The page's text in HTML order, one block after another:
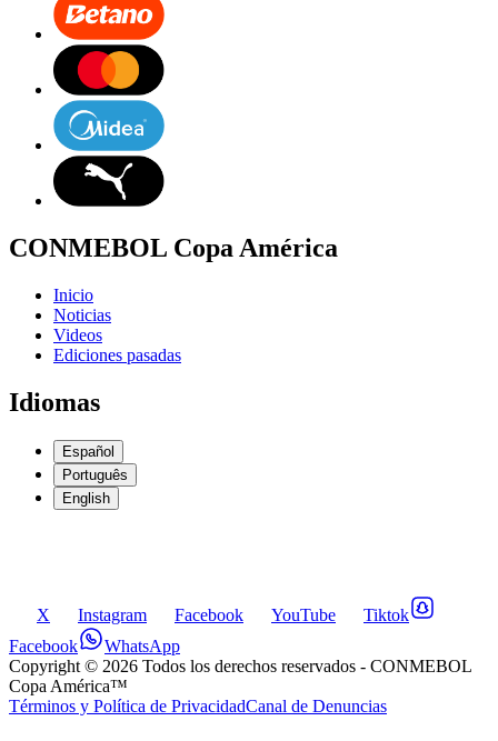
CONMEBOL Copa América
Inicio
Noticias
Videos
Ediciones pasadas
Idiomas
Español
Português
English
X Instagram Facebook YouTube
Tiktok
Facebook
WhatsApp
Copyright © 2026 Todos los derechos reservados - CONMEBOL
Copa América™
Términos y Política de PrivacidadCanal de Denuncias